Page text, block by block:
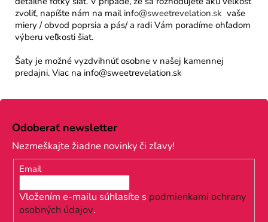
zvoliť, napíšte nám na mail info@sweetrevelation.sk vaše
miery / obvod poprsia a pás/ a radi Vám poradíme ohľadom
výberu veľkosti šiat.
Šaty je možné vyzdvihnúť osobne v našej kamennej
predajni. Viac na info@sweetrevelation.sk
Z
Odoberať newsletter
Nezmeškajte žiadne novinky či zľavy!
Email
Vložením e-mailu súhlasíte s podmienkami ochrany
osobných údajov.